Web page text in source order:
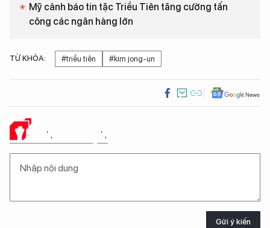
Mỹ cảnh báo tin tặc Triều Tiên tăng cường tấn
công các ngân hàng lớn
TỪ KHÓA: #triều tiên #kim jong-un
Ý KIẾN CỦA BẠN
Gửi ý kiến